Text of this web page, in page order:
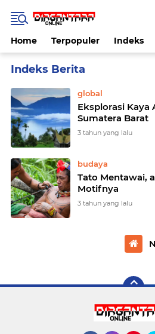
Home Terpopuler Indeks
global
Eksplorasi Kaya
Sumatera Barat
3 tahun yang lalu
budaya
Tato Mentawai,
Motifnya
3 tahun yang lalu